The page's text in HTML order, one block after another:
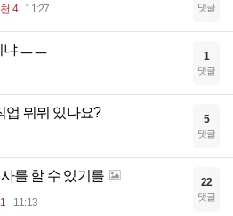
4 11:27 댓글
냐 ㅡㅡ 1
댓글
업 뭐뭐 있나요? 5
댓글
를 할 수 있기를
11:13
22
댓글